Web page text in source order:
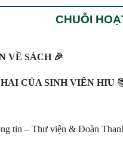
CHUỖI
VỀ SÁCH 🎉
CỦA SINH VIÊN HIU
tin – Thư viện & Đoàn